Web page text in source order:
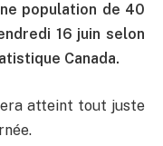
population de 40
16 juin selon
Canada.
atteint tout juste